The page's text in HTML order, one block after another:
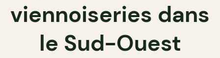
viennoiseries dans
le Sud-Ouest